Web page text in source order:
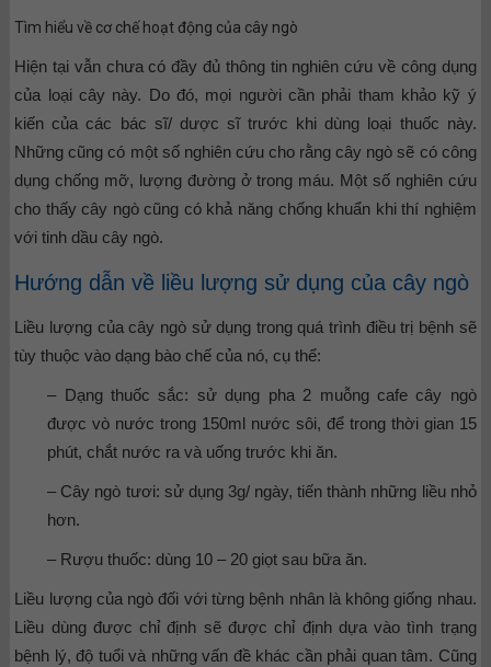
Tìm hiểu về cơ chế hoạt động của cây ngò
Hiện tại vẫn chưa có đầy đủ thông tin nghiên cứu về công dụng
của loại cây này. Do đó, mọi người cần phải tham khảo kỹ ý
kiến của các bác sĩ/ dược sĩ trước khi dùng loại thuốc này.
Những cũng có một số nghiên cứu cho rằng cây ngò sẽ có công
dụng chống mỡ, lượng đường ở trong máu. Một số nghiên cứu
cho thấy cây ngò cũng có khả năng chống khuẩn khi thí nghiệm
với tinh dầu cây ngò.
Hướng dẫn về liều lượng sử dụng của cây ngò
Liều lượng của cây ngò sử dụng trong quá trình điều trị bệnh sẽ
tùy thuộc vào dạng bào chế của nó, cụ thể:
– Dạng thuốc sắc: sử dụng pha 2 muỗng cafe cây ngò
được vò nước trong 150ml nước sôi, để trong thời gian 15
phút, chắt nước ra và uống trước khi ăn.
– Cây ngò tươi: sử dụng 3g/ ngày, tiến thành những liều nhỏ
hơn.
– Rượu thuốc: dùng 10 – 20 giọt sau bữa ăn.
Liều lượng của ngò đối với từng bệnh nhân là không giống nhau.
Liều dùng được chỉ định sẽ được chỉ định dựa vào tình trạng
bệnh lý, độ tuổi và những vấn đề khác cần phải quan tâm. Cũng